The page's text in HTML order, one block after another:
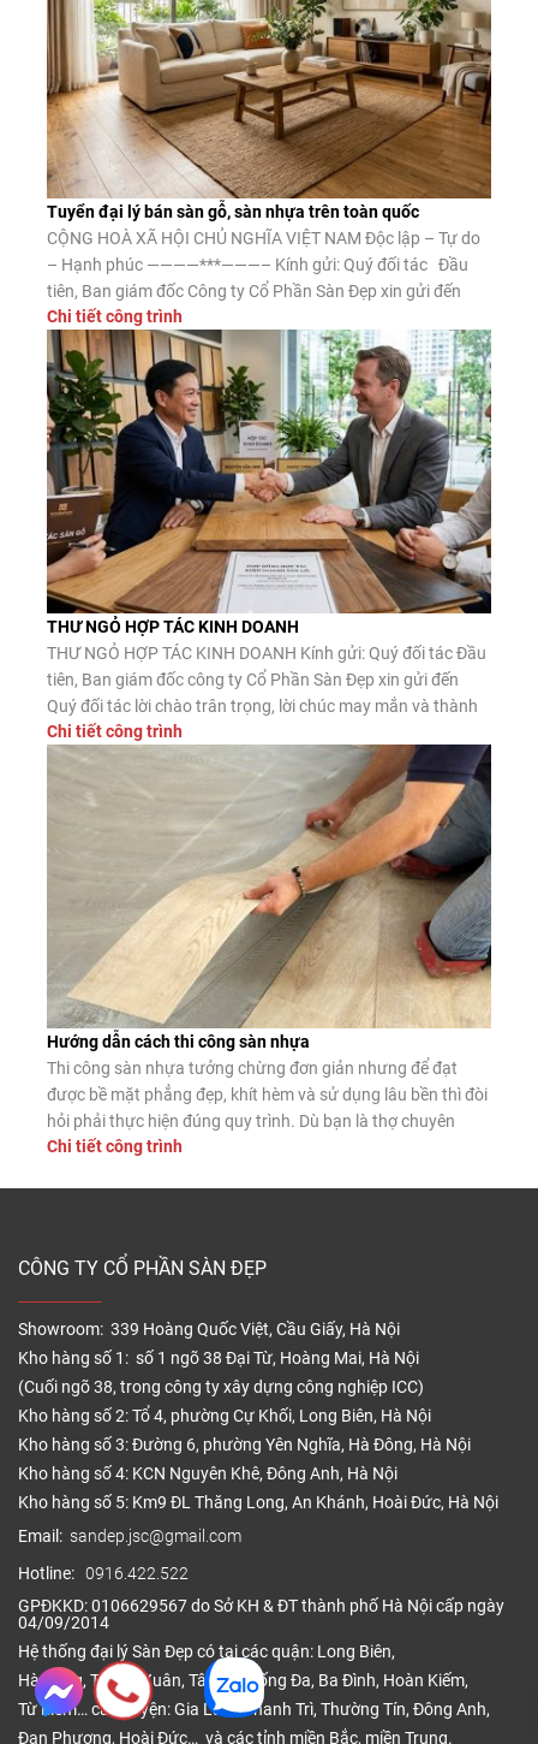
Tuyển đại lý bán sàn gỗ, sàn nhựa trên toàn quốc
CỘNG HOÀ XÃ HỘI CHỦ NGHĨA VIỆT NAM Độc lập – Tự do
– Hạnh phúc ————***———– Kính gửi: Quý đối tác Đầu
tiên, Ban giám đốc Công ty Cổ Phần Sàn Đẹp xin gửi đến
Quý đối tác lời chào trân trọng, lời chúc may mắn và thành
công. Công ty CP Sàn […]
Chi tiết công trình
THƯ NGỎ HỢP TÁC KINH DOANH
THƯ NGỎ HỢP TÁC KINH DOANH Kính gửi: Quý đối tác Đầu
tiên, Ban giám đốc công ty Cổ Phần Sàn Đẹp xin gửi đến
Quý đối tác lời chào trân trọng, lời chúc may mắn và thành
công. Công ty CP Sàn Đẹp là đơn vị nhập khẩu, phân phối
sàn gỗ công nghiệp, […]
Chi tiết công trình
Hướng dẫn cách thi công sàn nhựa
Thi công sàn nhựa tưởng chừng đơn giản nhưng để đạt
được bề mặt phẳng đẹp, khít hèm và sử dụng lâu bền thì đòi
hỏi phải thực hiện đúng quy trình. Dù bạn là thợ chuyên
nghiệp hay tự lát tại nhà, nắm vững các bước lắp đặt chuẩn
Chi tiết công trình
CÔNG TY CỔ PHẦN SÀN ĐẸP
Showroom: 339 Hoàng Quốc Việt, Cầu Giấy, Hà Nội
Kho hàng số 1: số 1 ngõ 38 Đại Từ, Hoàng Mai, Hà Nội
(Cuối ngõ 38, trong công ty xây dựng công nghiệp ICC)
Kho hàng số 2: Tổ 4, phường Cự Khối, Long Biên, Hà Nội
Kho hàng số 3: Đường 6, phường Yên Nghĩa, Hà Đông, Hà Nội
Kho hàng số 4: KCN Nguyên Khê, Đông Anh, Hà Nội
Kho hàng số 5: Km9 ĐL Thăng Long, An Khánh, Hoài Đức, Hà Nội
Email: sandep.jsc@gmail.com
Hotline: 0916.422.522
GPĐKKD: 0106629567 do Sở KH & ĐT thành phố Hà Nội cấp ngày
04/09/2014
Hệ thống đại lý Sàn Đẹp có tại các quận: Long Biên,
Hà Đông, Thanh Xuân, Tây Hồ, Đống Đa, Ba Đình, Hoàn Kiếm,
Từ Liêm… các huyện: Gia Lâm, Thanh Trì, Thường Tín, Đông Anh,
Đan Phượng, Hoài Đức… và các tỉnh miền Bắc, miền Trung.